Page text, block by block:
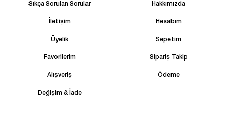
Sıkça Sorulan Sorular Hakkımızda
İletişim Hesabım
Üyelik Sepetim
Favorilerim Sipariş Takip
Alışveriş Ödeme
Değişim & İade